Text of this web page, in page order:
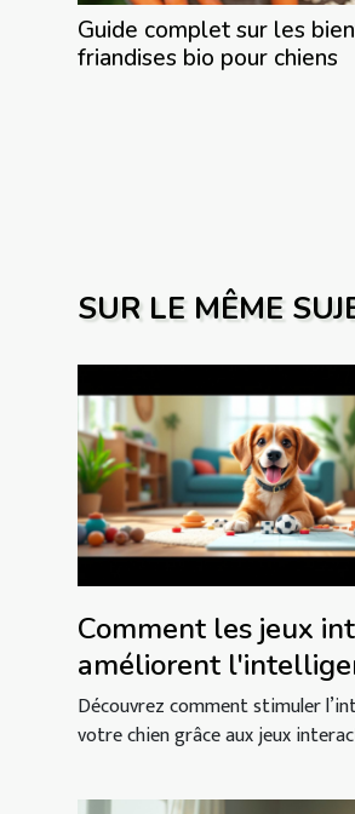
Guide complet sur les
friandises bio pour chiens
SUR LE MÊME
Comment les jeux
améliorent
votre chien ?
Découvrez comment stimuler
votre chien grâce aux jeux